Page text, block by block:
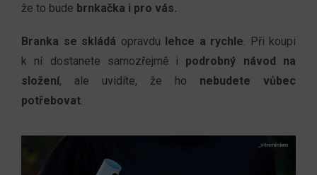
že to bude brnkačka i pro vás.
Branka se skládá opravdu lehce a rychle. Při koupi
k ní dostanete samozřejmě i podrobný návod na
složení, ale uvidíte, že ho nebudete vůbec
potřebovat.